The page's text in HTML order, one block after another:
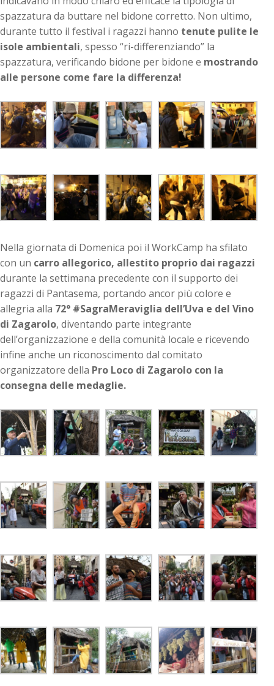
spazzatura da buttare nel bidone corretto. Non ultimo,
durante tutto il festival i ragazzi hanno tenute pulite le
isole ambientali, spesso “ri-differenziando” la
spazzatura, verificando bidone per bidone e mostrando
alle persone come fare la differenza!
Nella giornata di Domenica poi il WorkCamp ha sfilato
con un carro allegorico, allestito proprio dai ragazzi
durante la settimana precedente con il supporto dei
ragazzi di Pantasema, portando ancor più colore e
allegria alla 72° #SagraMeraviglia dell’Uva e del Vino
di Zagarolo, diventando parte integrante
dell’organizzazione e della comunità locale e ricevendo
infine anche un riconoscimento dal comitato
organizzatore della Pro Loco di Zagarolo con la
consegna delle medaglie.